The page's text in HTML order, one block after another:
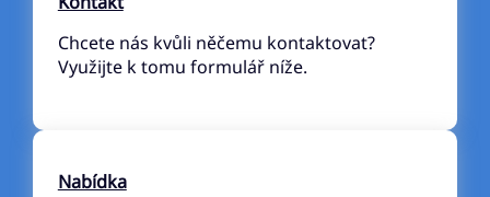
Chcete nás kvůli něčemu kontaktovat?
Využijte k tomu formulář níže.
Nabídka